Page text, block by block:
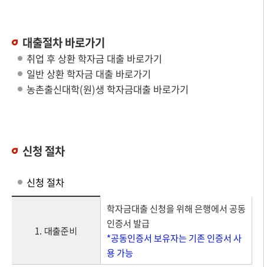
대출절차 바로가기
취업 후 상환 학자금 대출 바로가기
일반 상환 학자금 대출 바로가기
농촌출신대학(원)생 학자금대출 바로가기
신청 절차
신청 절차
1. 대출준비
학자금대출 신청을 위해 은행에서 공동
인증서 발급
*공동인증서 보유자는 기존 인증서 사
용 가능